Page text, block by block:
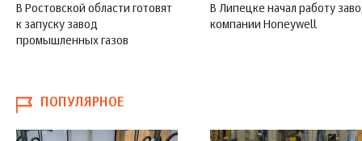
В Ростовской области готовят
к запуску завод
промышленных газов
В Липецке начал работу
компании Honeywell
ПОПУЛЯРНОЕ